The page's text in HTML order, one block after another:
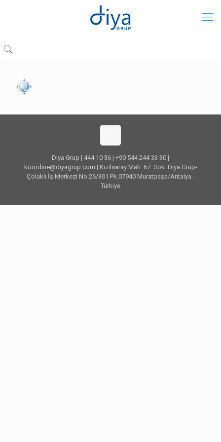
Diya Grup | 444 10 36 | +90 544 244 33 30 |
koordine@diyagrup.com | Kızılsaray Mah. 67. Sok. Diya Grup-
Çolaklı İş Merkezi No:26/301 Pk.07940 Muratpaşa/Antalya -
Türkiye